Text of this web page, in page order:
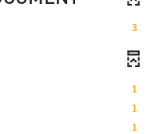
3
1
1
1